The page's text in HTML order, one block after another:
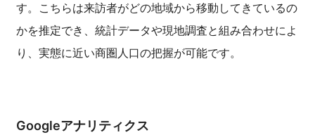
す。こちらは来訪者がどの地域から移動してきているの
かを推定でき、統計データや現地調査と組み合わせによ
り、実態に近い商圏人口の把握が可能です。
Googleアナリティクス